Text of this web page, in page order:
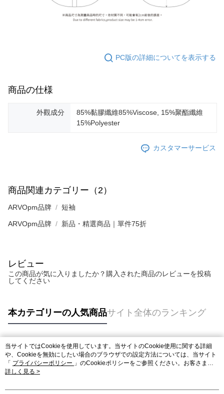
PC版の詳細についてを表示する
商品の仕様
外觀成分
85%黏膠纖維85%Viscose, 15%聚酯纖維
15%Polyester
カスタマーサービス
商品関連カテゴリー（2）
ARVOpm品牌 短袖
ARVOpm品牌 新品・精選商品｜單件75折
レビュー
この商品が気に入りましたか？購入された商品のレビューを投稿
してください
本カテゴリーの人気商品サイト全体のランキング
人気タグ
当サイトではCookieを使用しています。当サイトのCookie使用に関する詳細
や、Cookieを無効にしたい場合のブラウザでの設定方法については、当サイト
「 プライバシーポリシー 」のCookieポリシーをご参照ください。お客さま
が、当サイトを引き続き使用される場合、当社がサイト利用規約のCookieポリ
詳しく見る >